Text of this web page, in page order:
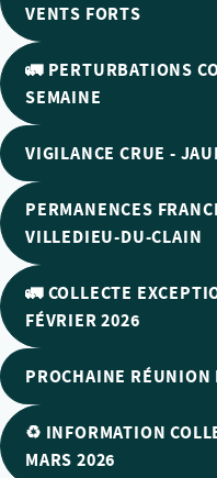
VENTS FORTS
🚛 PERTURBATIONS
SEMAINE
VIGILANCE CRUE -
PERMANENCES
VILLEDIEU-DU-CLAIN
🚛 COLLECTE
FÉVRIER 2026
PROCHAINE
♻️ INFORMATION
MARS 2026